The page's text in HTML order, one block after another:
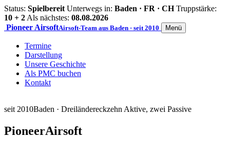
Status: Spielbereit Unterwegs in: Baden · FR · CH Truppstärke:
10 + 2 Als nächstes: 08.08.2026
Pioneer AirsoftAirsoft-Team aus Baden · seit 2010 Menü
Termine
Darstellung
Unsere Geschichte
Als PMC buchen
Kontakt
seit 2010Baden · Dreiländereckzehn Aktive, zwei Passive
PioneerAirsoft